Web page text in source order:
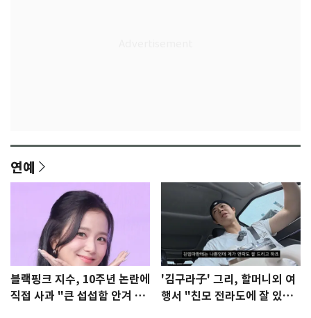
연예
블랙핑크 지수, 10주년 논란에
직접 사과 "큰 섭섭함 안겨 미
'김구라子' 그리, 할머니외 여
행서 "친모 전라도에 잘 있